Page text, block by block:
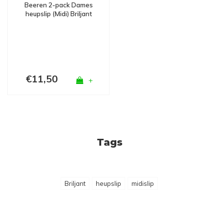
Beeren 2-pack Dames
heupslip (Midi) Briljant
€11,50 +
Tags
Briljant heupslip midislip